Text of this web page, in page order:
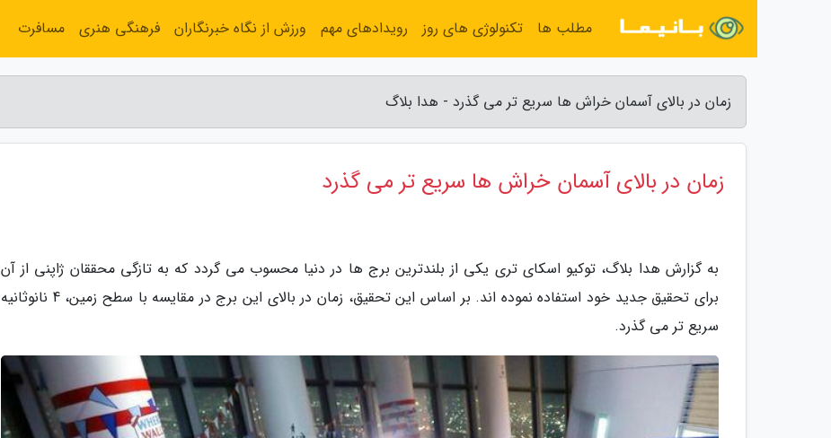
زمان در بالای آسمان خراش ها سریع تر می گذرد - هدا بلاگ
زمان در بالای آسمان خراش ها سریع تر می گذرد
به گزارش هدا بلاگ، توکیو اسکای تری یکی از بلندترین برج ها در دنیا محسوب می گردد که به تازگی محققان ژاپنی از آن
برای تحقیق جدید خود استفاده نموده اند. بر اساس این تحقیق، زمان در بالای این برج در مقایسه با سطح زمین، 4 نانوثانیه
سریع تر می گذرد.
مطلب ها تکنولوژی های روز رویدادهای مهم ورزش از نگاه خبرنگاران فرهنگی هنری مسافرت